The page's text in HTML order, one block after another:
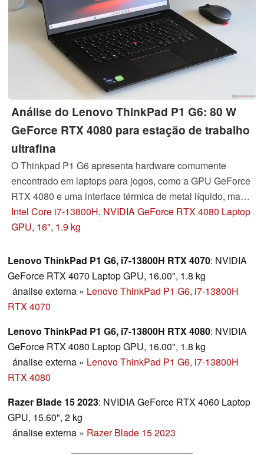
Análise do Lenovo ThinkPad P1 G6: 80 W
GeForce RTX 4080 para estação de trabalho
ultrafina
O Thinkpad P1 G6 apresenta hardware comumente
encontrado em laptops para jogos, como a GPU GeForce
RTX 4080 e uma interface térmica de metal líquido, mas
tudo é envolto em uma estética profissional adequada
para ambientes executivos.
Intel Core i7-13800H, NVIDIA GeForce RTX 4080 Laptop
GPU, 16", 1.9 kg
Lenovo ThinkPad P1 G6, i7-13800H RTX 4070: NVIDIA
GeForce RTX 4070 Laptop GPU, 16.00", 1.8 kg
ánalise externa » Lenovo ThinkPad P1 G6, i7-13800H
RTX 4070
Lenovo ThinkPad P1 G6, i7-13800H RTX 4080: NVIDIA
GeForce RTX 4080 Laptop GPU, 16.00", 1.8 kg
ánalise externa » Lenovo ThinkPad P1 G6, i7-13800H
RTX 4080
Razer Blade 15 2023: NVIDIA GeForce RTX 4060 Laptop
GPU, 15.60", 2 kg
ánalise externa » Razer Blade 15 2023